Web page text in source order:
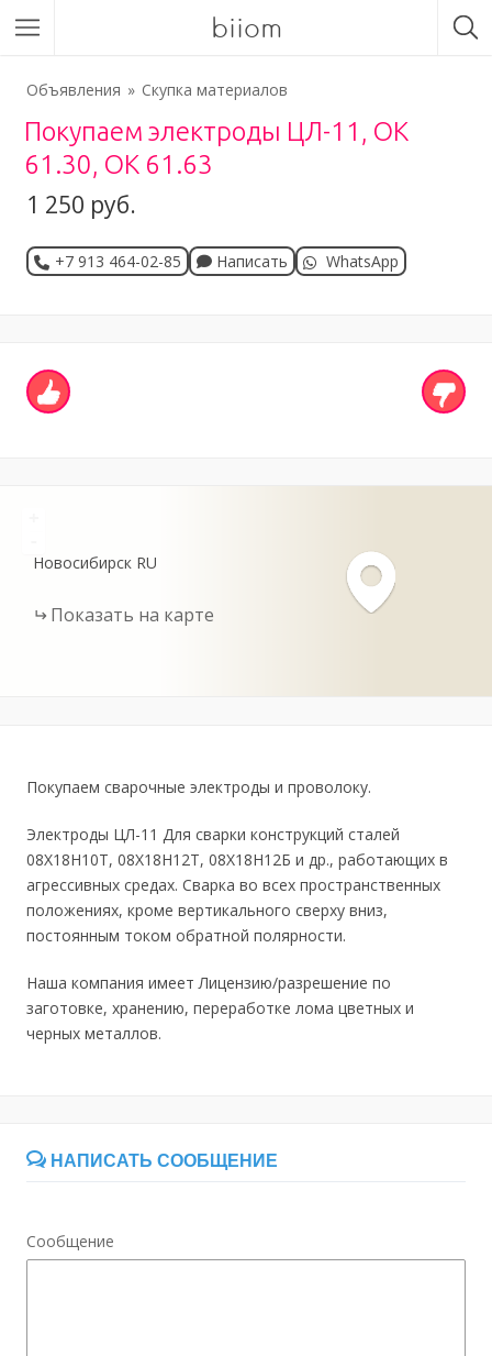
biiom
Объявления Скупка материалов
Покупаем электроды ЦЛ-11, ОК
61.30, ОК 61.63
1 250 руб.
+7 913 464-02-85 Написать WhatsApp
Новосибирск RU
Показать на карте
Покупаем сварочные электроды и проволоку.
Электроды ЦЛ-11 Для сварки конструкций сталей
08Х18Н10Т, 08Х18Н12Т, 08Х18Н12Б и др., работающих в
агрессивных средах. Сварка во всех пространственных
положениях, кроме вертикального сверху вниз,
постоянным током обратной полярности.
Наша компания имеет Лицензию/разрешение по
заготовке, хранению, переработке лома цветных и
черных металлов.
НАПИСАТЬ СООБЩЕНИЕ
Сообщение